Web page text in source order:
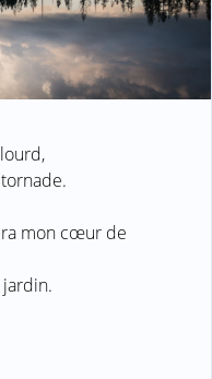
mon cœur de